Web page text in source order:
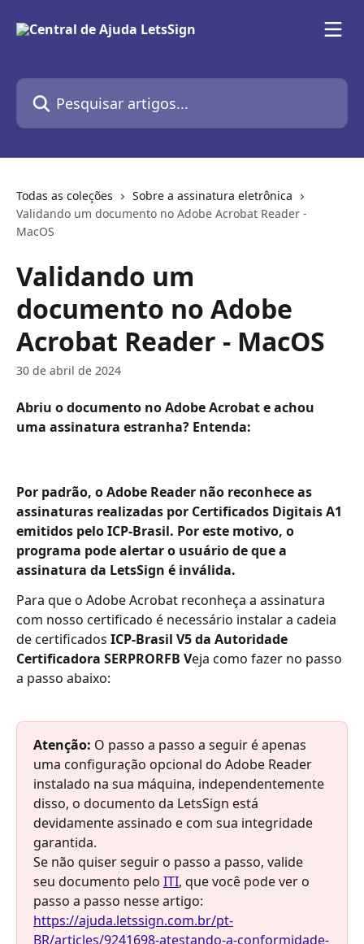
Pesquisar artigos...
Todas as coleções
Sobre a assinatura eletrônica
Validando um documento no Adobe Acrobat Reader -
MacOS
Validando um
documento no Adobe
Acrobat Reader - MacOS
30 de abril de 2024
Abriu o documento no Adobe Acrobat e achou
uma assinatura estranha? Entenda:
Por padrão, o Adobe Reader não reconhece as
assinaturas realizadas por Certificados Digitais A1
emitidos pelo ICP-Brasil. Por este motivo, o
programa pode alertar o usuário de que a
assinatura da LetsSign é inválida.
Para que o Adobe Acrobat reconheça a assinatura
com nosso certificado é necessário instalar a cadeia
de certificados ICP-Brasil V5 da Autoridade
Certificadora SERPRORFB Veja como fazer no passo
a passo abaixo:
Atenção: O passo a passo a seguir é apenas
uma configuração opcional do Adobe Reader
instalado na sua máquina, independentemente
disso, o documento da LetsSign está
devidamente assinado e com sua integridade
garantida.
Se não quiser seguir o passo a passo, valide
seu documento pelo ITI, que você pode ver o
passo a passo nesse artigo:
https://ajuda.letssign.com.br/pt-
BR/articles/9241698-atestando-a-conformidade-